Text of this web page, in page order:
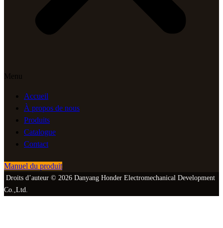
Menu
Accueil
À propos de nous
Produits
Catalogue
Contact
Manuel du produit
Droits d’auteur © 2026 Danyang Honder Electromechanical Development
Co.,Ltd.